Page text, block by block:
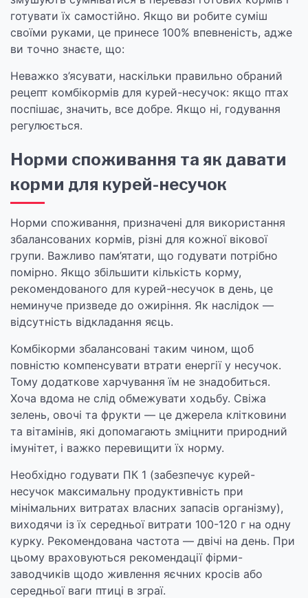
готувати їх самостійно. Якщо ви робите суміш
своїми руками, це принесе 100% впевненість, адже
ви точно знаєте, що:
Неважко з’ясувати, наскільки правильно обраний
рецепт комбікормів для курей-несучок: якщо птах
поспішає, значить, все добре. Якщо ні, годування
регулюється.
Норми споживання та як давати
корми для курей-несучок
Норми споживання, призначені для використання
збалансованих кормів, різні для кожної вікової
групи. Важливо пам’ятати, що годувати потрібно
помірно. Якщо збільшити кількість корму,
рекомендованого для курей-несучок в день, це
неминуче призведе до ожиріння. Як наслідок —
відсутність відкладання яєць.
Комбікорми збалансовані таким чином, щоб
повністю компенсувати втрати енергії у несучок.
Тому додаткове харчування їм не знадобиться.
Хоча вдома не слід обмежувати ходьбу. Свіжа
зелень, овочі та фрукти — це джерела клітковини
та вітамінів, які допомагають зміцнити природний
імунітет, і важко перевищити їх норму.
Необхідно годувати ПК 1 (забезпечує курей-
несучок максимальну продуктивність при
мінімальних витратах власних запасів організму),
виходячи із їх середньої витрати 100-120 г на одну
курку. Рекомендована частота — двічі на день. При
цьому враховуються рекомендації фірми-
заводчиків щодо живлення яєчних кросів або
середньої ваги птиці в зграї.